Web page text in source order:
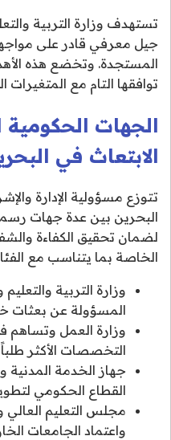
تستهدف وزارة التربية
جيل معرفي قادر على
المستجدة. وتخضع هذه
توافقها التام مع المتغيرات
الجهات
الابتعاث في
تتوزع مسؤولية الإدارة
البحرين بين عدة جهات
لضمان تحقيق الكفاءة
الخاصة بما يتناسب مع
وزارة التربية
المسؤولة عن بعثات
وزارة العمل وتساهم
التخصصات الأكثر
جهاز الخدمة المدنية
القطاع الحكومي
مجلس التعليم
واعتماد الجامعات